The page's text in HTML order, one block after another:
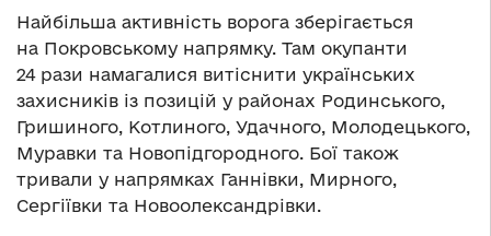
Найбільша активність ворога зберігається
на Покровському напрямку. Там окупанти
24 рази намагалися витіснити українських
захисників із позицій у районах Родинського,
Гришиного, Котлиного, Удачного, Молодецького,
Муравки та Новопідгородного. Бої також
тривали у напрямках Ганнівки, Мирного,
Сергіївки та Новоолександрівки.